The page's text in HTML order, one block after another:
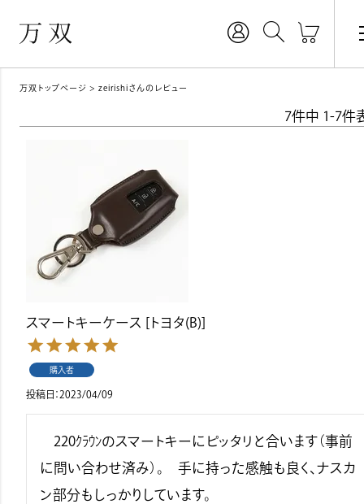
万双トップページ zeirishiさんのレビュー
7件中 1-7件
スマートキーケース [トヨタ(B)]
購入者
投稿日 2023/04/09
220ｸﾗｳﾝのスマートキーにピッタリと合います（事前
に問い合わせ済み）。　手に持った感触も良く、ナスカ
ン部分もしっかりしています。